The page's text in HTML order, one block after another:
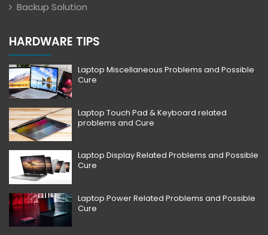
Backup Solution
HARDWARE TIPS
Laptop Miscellaneous Problems and Possible
Cure
Laptop Touch Pad & Keyboard related
problems and Cure
Laptop Display Related Problems and Possible
Cure
Laptop Power Related Problems and Possible
Cure